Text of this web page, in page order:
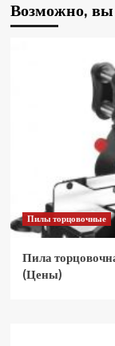
Возможно, вы
Пилы торцовочные
Пила
(Цены)